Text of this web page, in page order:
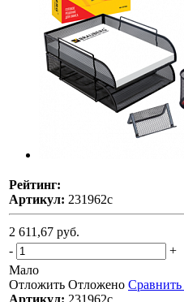
Рейтинг:
Артикул: 231962с
2 611,67 руб.
-
+
Мало
Отложить Отложено Сравнить
Артикул: 231962с